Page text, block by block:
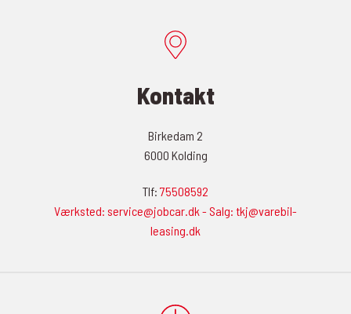
Kontakt
Birkedam 2
6000 Kolding
Tlf: 75508592
Værksted: service@jobcar.dk - Salg: tkj@varebil-
leasing.dk